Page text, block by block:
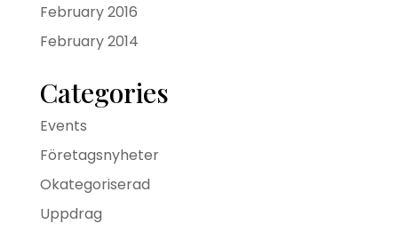
February 2016
February 2014
Categories
Events
Företagsnyheter
Okategoriserad
Uppdrag